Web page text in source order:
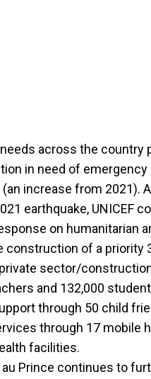
across the country
in need of emergency
increase from 2021).
earthquake, UNICEF
on humanitarian
construction of a priority
sector/
and 132,000
through 50 child
through 17 mobile
facilities.
Prince continues to